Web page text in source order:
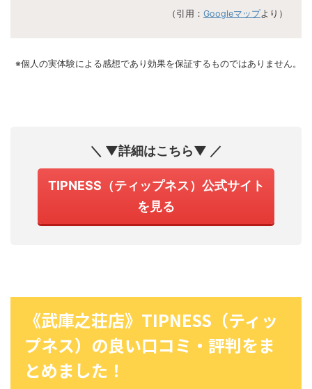
（引用： Googleマップより）
※個人の実体験による感想であり効果を保証するものではありません。
＼ ▼詳細はこちら▼ ／
TIPNESS（ティップネス）公式サイト
を見る
《武庫之荘店》TIPNESS（ティッ
プネス）の良い口コミ・評判をま
とめました！